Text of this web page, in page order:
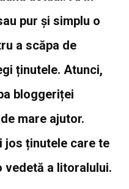
pur și simplu o
a scăpa de
ținutele. Atunci,
bloggeriței
mare ajutor.
jos ținutele care te
a litoralului.